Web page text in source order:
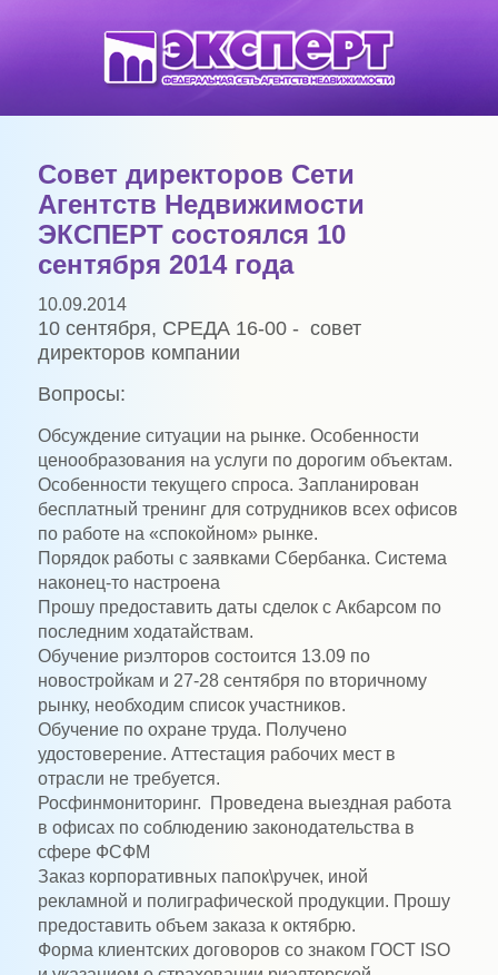
Совет директоров Сети
Агентств Недвижимости
ЭКСПЕРТ состоялся 10
сентября 2014 года
10.09.2014
10 сентября, СРЕДА 16-00 - совет
директоров компании
Вопросы:
Обсуждение ситуации на рынке. Особенности
ценообразования на услуги по дорогим объектам.
Особенности текущего спроса. Запланирован
бесплатный тренинг для сотрудников всех офисов
по работе на «спокойном» рынке.
Порядок работы с заявками Сбербанка. Система
наконец-то настроена
Прошу предоставить даты сделок с Акбарсом по
последним ходатайствам.
Обучение риэлторов состоится 13.09 по
новостройкам и 27-28 сентября по вторичному
рынку, необходим список участников.
Обучение по охране труда. Получено
удостоверение. Аттестация рабочих мест в
отрасли не требуется.
Росфинмониторинг. Проведена выездная работа
в офисах по соблюдению законодательства в
сфере ФСФМ
Заказ корпоративных папок\ручек, иной
рекламной и полиграфической продукции. Прошу
предоставить объем заказа к октябрю.
Форма клиентских договоров со знаком ГОСТ ISO